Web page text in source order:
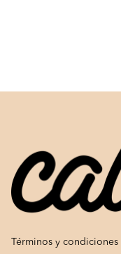
Términos y condiciones